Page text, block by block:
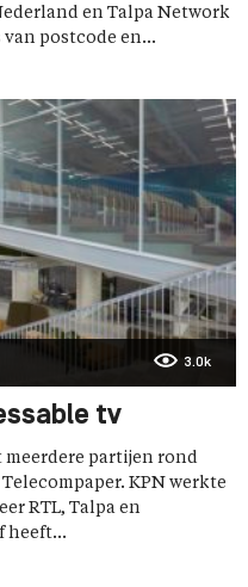
en Talpa Network
postcode en...
3.0k
tv
meerdere partijen rond
KPN werkte
RTL, Talpa en
heeft...